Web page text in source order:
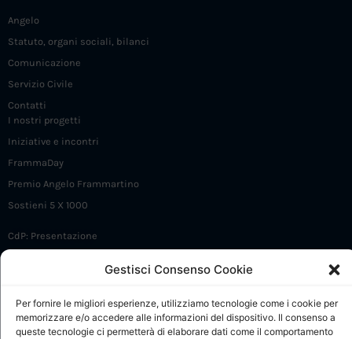
Gestisci Consenso Cookie
Per fornire le migliori esperienze, utilizziamo tecnologie come i cookie per
memorizzare e/o accedere alle informazioni del dispositivo. Il consenso a
queste tecnologie ci permetterà di elaborare dati come il comportamento
Angelo
Statuto, organi sociali, bilanci
Comunicazione
Servizio Civile
Contatti
I nostri progetti
Iniziative e incontri
FrammaDay
Premio Angelo Frammartino
Sostieni 5 X 1000
CdP: Presentazione
CdP: Calendario attività
CdP: Collabora e contatti